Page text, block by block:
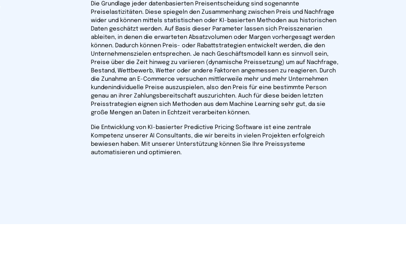
Die Grundlage jeder datenbasierten Preisentscheidung sind sogenannte
Preiselastizitäten. Diese spiegeln den Zusammenhang zwischen Preis und Nachfrage
wider und können mittels statistischen oder KI-basierten Methoden aus historischen
Daten geschätzt werden. Auf Basis dieser Parameter lassen sich Preisszenarien
ableiten, in denen die erwarteten Absatzvolumen oder Margen vorhergesagt werden
können. Dadurch können Preis- oder Rabattstrategien entwickelt werden, die den
Unternehmenszielen entsprechen. Je nach Geschäftsmodell kann es sinnvoll sein,
Preise über die Zeit hinweg zu variieren (dynamische Preissetzung) um auf Nachfrage,
Bestand, Wettbewerb, Wetter oder andere Faktoren angemessen zu reagieren. Durch
die Zunahme an E-Commerce versuchen mittlerweile mehr und mehr Unternehmen
kundenindividuelle Preise auszuspielen, also den Preis für eine bestimmte Person
genau an ihrer Zahlungsbereitschaft auszurichten. Auch für diese beiden letzten
Preisstrategien eignen sich Methoden aus dem Machine Learning sehr gut, da sie
große Mengen an Daten in Echtzeit verarbeiten können.
Die Entwicklung von KI-basierter Predictive Pricing Software ist eine zentrale
Kompetenz unserer AI Consultants, die wir bereits in vielen Projekten erfolgreich
bewiesen haben. Mit unserer Unterstützung können Sie Ihre Preissysteme
automatisieren und optimieren.